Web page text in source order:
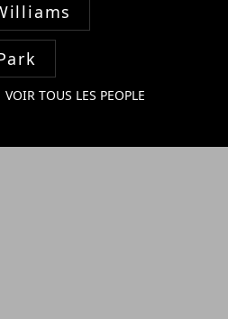
VOIR TOUS LES PEOPLE